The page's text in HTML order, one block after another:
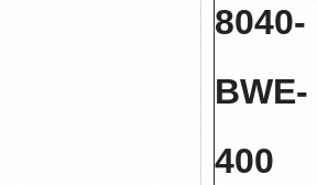
8040-
BWE-
400